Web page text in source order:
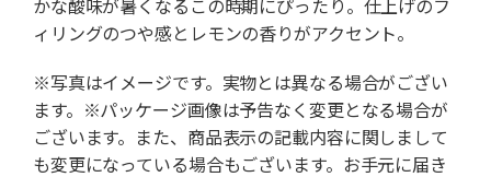
かな酸味が暑くなるこの時期にぴったり。仕上げのフ
ィリングのつや感とレモンの香りがアクセント。
※写真はイメージです。実物とは異なる場合がござい
ます。※パッケージ画像は予告なく変更となる場合が
ございます。また、商品表示の記載内容に関しまして
も変更になっている場合もございます。お手元に届き